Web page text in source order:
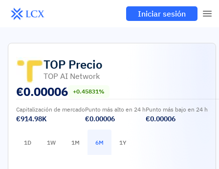
Iniciar sesión
TOP Precio
TOP AI Network
€0.00006 +0.45831%
Capitalización de mercado
€914.98K
Punto más alto en 24 h
€0.00006
Punto más bajo en 24 h
€0.00006
1D 1W 1M 6M 1Y